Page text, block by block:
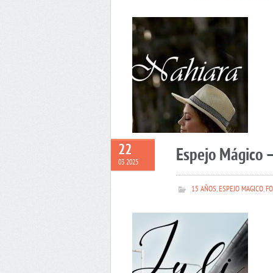
22
03 2025 Espejo Mágico
15 AÑOS,ESPEJO MAGICO,